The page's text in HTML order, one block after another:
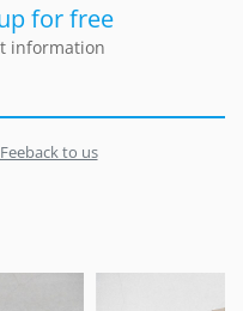
for free
information
to us